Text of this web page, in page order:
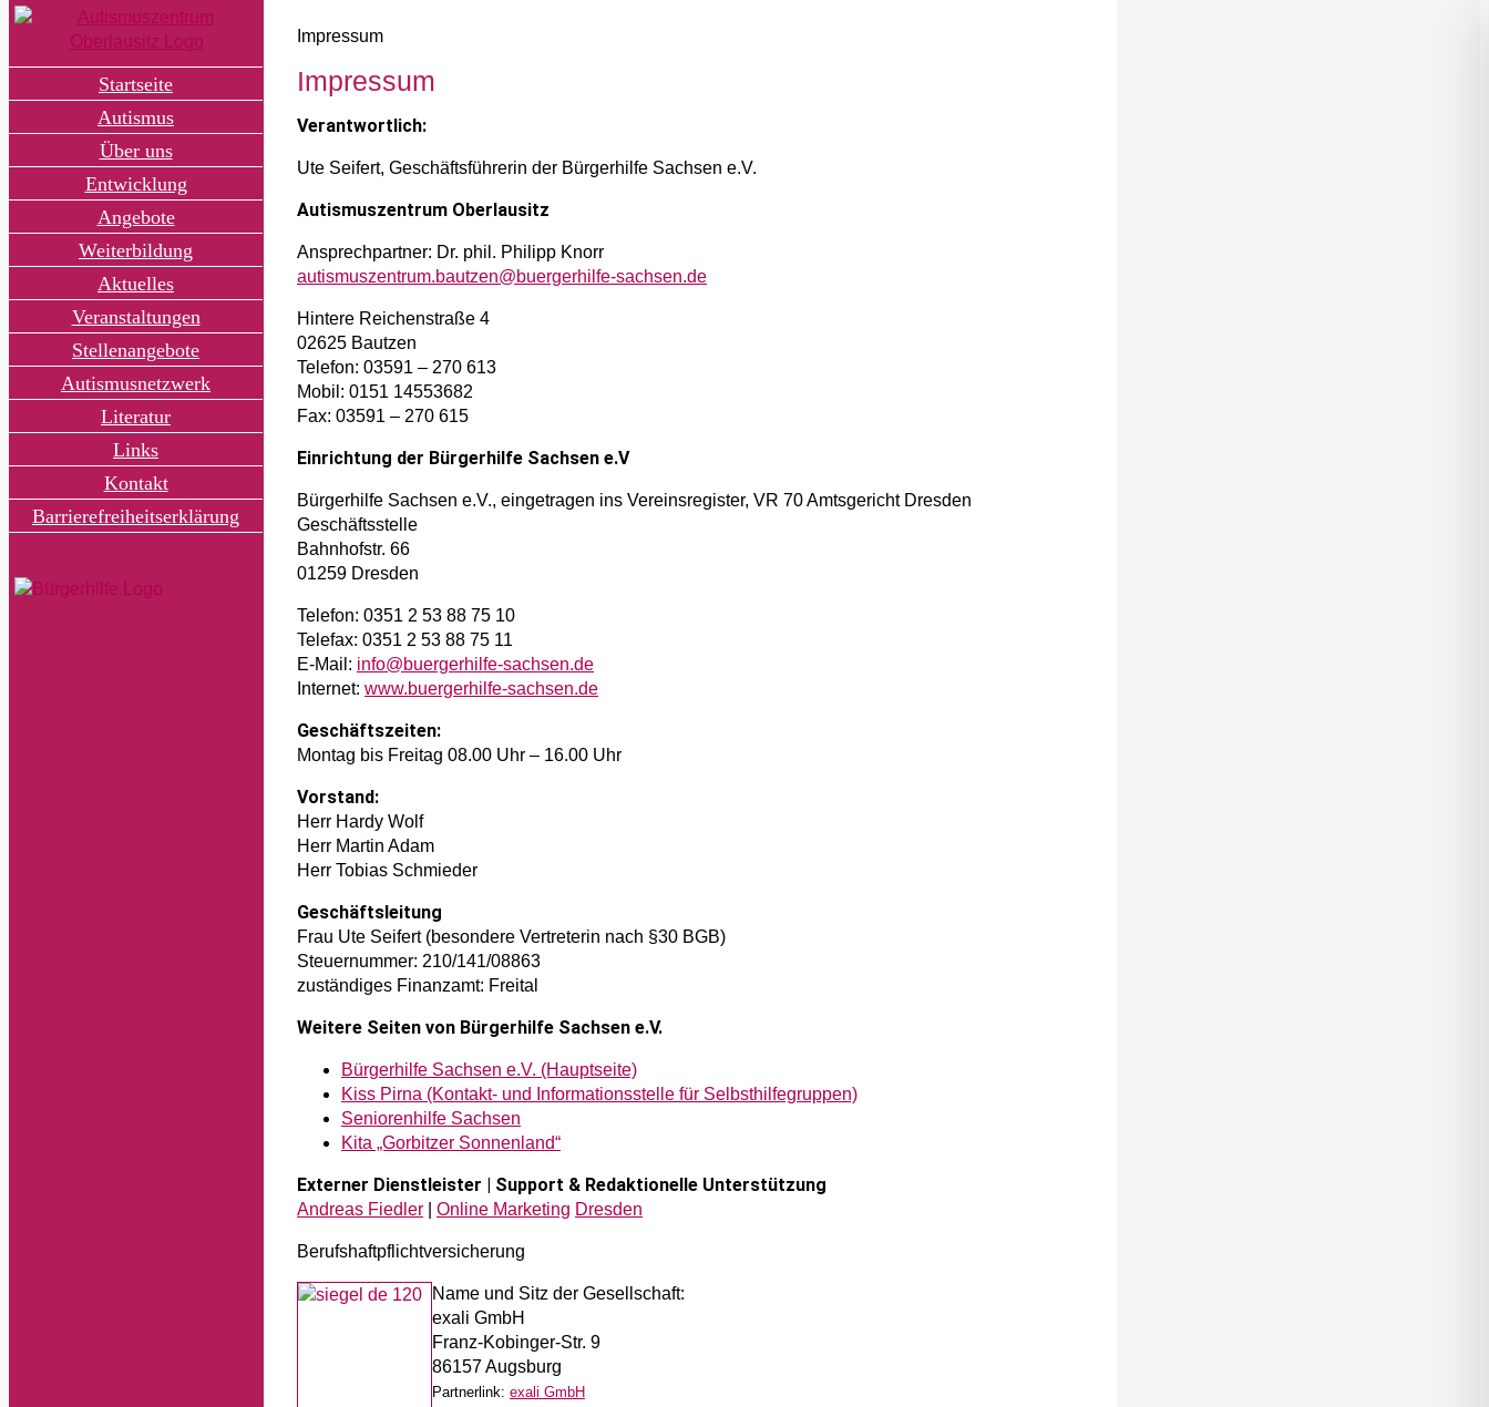
Zum
Startseite
Autismus
Über uns
Entwicklung
Angebote
Weiterbildung
Aktuelles
Veranstaltungen
Stellenangebote
Autismusnetzwerk
Literatur
Links
Kontakt
Barrierefreiheitserklärung
Impressum
Impressum
Verantwortlich:
Ute Seifert, Geschäftsführerin der Bürgerhilfe Sachsen e.V.
Autismuszentrum Oberlausitz
Ansprechpartner: Dr. phil. Philipp Knorr
autismuszentrum.bautzen@buergerhilfe-sachsen.de
Hintere Reichenstraße 4
02625 Bautzen
Telefon: 03591 – 270 613
Mobil: 0151 14553682
Fax: 03591 – 270 615
Einrichtung der Bürgerhilfe Sachsen e.V
Bürgerhilfe Sachsen e.V., eingetragen ins Vereinsregister, VR 70 Amtsgericht Dresden
Geschäftsstelle
Bahnhofstr. 66
01259 Dresden
Telefon: 0351 2 53 88 75 10
Telefax: 0351 2 53 88 75 11
E-Mail: info@buergerhilfe-sachsen.de
Internet: www.buergerhilfe-sachsen.de
Geschäftszeiten:
Montag bis Freitag 08.00 Uhr – 16.00 Uhr
Vorstand:
Herr Hardy Wolf
Herr Martin Adam
Herr Tobias Schmieder
Geschäftsleitung
Frau Ute Seifert (besondere Vertreterin nach §30 BGB)
Steuernummer: 210/141/08863
zuständiges Finanzamt: Freital
Weitere Seiten von Bürgerhilfe Sachsen e.V.
Bürgerhilfe Sachsen e.V. (Hauptseite)
Kiss Pirna (Kontakt- und Informationsstelle für Selbsthilfegruppen)
Seniorenhilfe Sachsen
Kita „Gorbitzer Sonnenland“
Externer Dienstleister | Support & Redaktionelle Unterstützung
Andreas Fiedler Online Marketing Dresden
Berufs­haftpflicht­versicherung
Name und Sitz der Gesellschaft:
exali GmbH
Franz-Kobinger-Str. 9
86157 Augsburg
Partnerlink: exali GmbH